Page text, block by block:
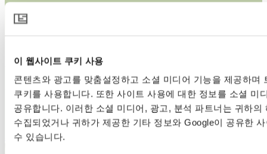
이 웹사이트 쿠키 사용
콘텐츠와 광고를 맞춤설정하고 소셜 미디어 기능을 제공하며
쿠키를 사용합니다. 또한 사이트 사용에 대한 정보를 소셜 미
공유합니다. 이러한 소셜 미디어, 광고, 분석 파트너는 귀하의
수집되었거나 귀하가 제공한 기타 정보와 Google이 공유한
수 있습니다.
27 6월 2022 | 피망
Allegro Acres는 1999년에 명확한 비전을 가지고 시작했습니다:
환경에 대한 영향을 최소화하면서 건강하고 지역에서 재배된
식품을 생산하는 것입니다. 20여 년 후, 온타리오 주 루스벤에
있는 이 가족 소유의 고추 온실은 지속 가능한 온실 원예의 선
두주자로 널리 인정받고 있습니다.
자세히 보기